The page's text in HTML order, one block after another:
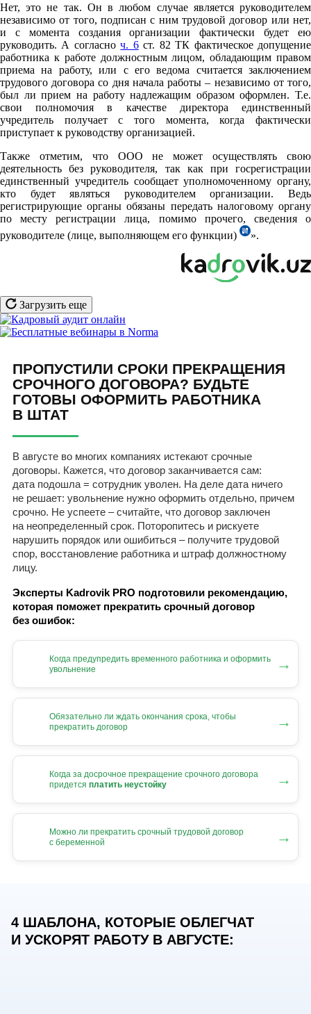
Нет, это не так. Он в любом случае является руководителем
независимо от того, подписан с ним трудовой договор или нет,
и с момента создания организации фактически будет ею
руководить. А согласноч. 6ст. 82 ТК фактическое допущение
работника к работе должностным лицом, обладающим правом
приема на работу, или с его ведома считается заключением
трудового договора со дня начала работы – независимо от того,
был ли прием на работу надлежащим образом оформлен. Т.е.
свои полномочия в качестве директора единственный
учредитель получает с того момента, когда фактически
приступает к руководству организацией.
Также отметим, что ООО не может осуществлять свою
деятельность без руководителя, так как при госрегистрации
единственный учредитель сообщает уполномоченному органу,
кто будет являться руководителем организации. Ведь
регистрирующие органы обязаны передать налоговому органу
по месту регистрации лица, помимо прочего, сведения о
руководителе (лице, выполняющем его функции)
».
Загрузить еще
ПРОПУСТИЛИ СРОКИ ПРЕКРАЩЕНИЯ
СРОЧНОГО ДОГОВОРА? БУДЬТЕ
ГОТОВЫ ОФОРМИТЬ РАБОТНИКА
В ШТАТ
В августе во многих компаниях истекают срочные
договоры. Кажется, что договор заканчивается сам:
дата подошла = сотрудник уволен. На деле дата ничего
не решает: увольнение нужно оформить отдельно, причем
срочно. Не успеете – считайте, что договор заключен
на неопределенный срок. Поторопитесь и рискуете
нарушить порядок или ошибиться – получите трудовой
спор, восстановление работника и штраф должностному
лицу.
Эксперты Kadrovik PRO подготовили рекомендацию,
которая поможет прекратить срочный договор
без ошибок:
Когда предупредить временного работника и оформить
увольнение
→
Обязательно ли ждать окончания срока, чтобы
прекратить договор
→
Когда за досрочное прекращение срочного договора
придется платить неустойку →
Можно ли прекратить срочный трудовой договор
с беременной
→
4 ШАБЛОНА, КОТОРЫЕ ОБЛЕГЧАТ
И УСКОРЯТ РАБОТУ В АВГУСТЕ: